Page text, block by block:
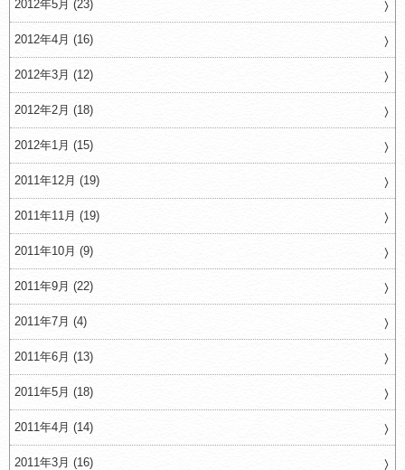
2012年5月 (23)
2012年4月 (16)
2012年3月 (12)
2012年2月 (18)
2012年1月 (15)
2011年12月 (19)
2011年11月 (19)
2011年10月 (9)
2011年9月 (22)
2011年7月 (4)
2011年6月 (13)
2011年5月 (18)
2011年4月 (14)
2011年3月 (16)